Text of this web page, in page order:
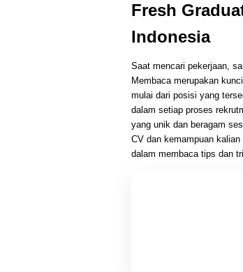
Fresh
Indonesia
Saat mencari pekerjaan,
Membaca merupakan
mulai dari posisi yang
dalam setiap proses
yang unik dan beragam
CV dan kemampuan
dalam membaca tips dan